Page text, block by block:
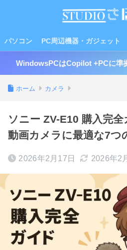
パソコン PC周辺機器・ガジェット
WindowsPCはCopilot +PCに準
ホーム カメラ
ソニー ZV-E10 購入完
動画カメラに最適な7つ
2026年2月17日 2026年2